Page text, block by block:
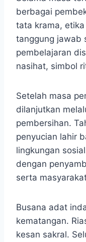
berbagai
tata krama,
tanggung jawab
pembelajaran
nasihat, simbol
Setelah masa
dilanjutkan
pembersihan.
penyucian lahir
lingkungan
dengan
serta
Busana adat
kematangan.
kesan sakral.